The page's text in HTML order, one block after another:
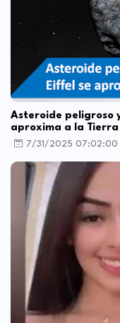
Asteroide peligroso
aproxima a la Tierra
7/31/2025 07:02:00